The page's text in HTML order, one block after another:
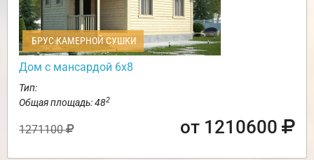
БРУС КАМЕРНОЙ СУШКИ
Дом с мансардой 6х8
Тип:
Общая площадь: 482
1271100 от 1210600